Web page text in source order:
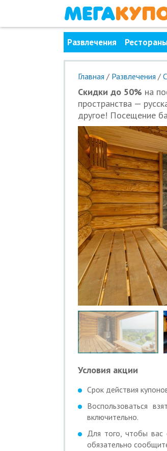
Развлечения Рестораны
Главная / Развлечения /
Скидки до 50% на
пространства —
другое! Посещение
Условия акции
Срок действия
Воспользоваться
включительно.
Для того, чтобы вас
обязательно